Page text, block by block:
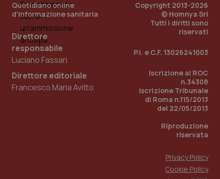
Quotidiano online
d'informazione sanitaria
Direttore
responsabile
Luciano Fassari
Direttore editoriale
Francesco Maria Avitto
Copyright 2013-2026
© Homnya Srl
Tutti i diritti sono
riservati
P.I. e C.F. 13026241003
Iscrizione al ROC
n.34308
Iscrizione Tribunale
di Roma n.115/2013
del 22/05/2013
Riproduzione
riservata
Privacy Policy
Cookie Policy
_ga_KM60CM4NPH
Scadenza
Questo
Scadenza